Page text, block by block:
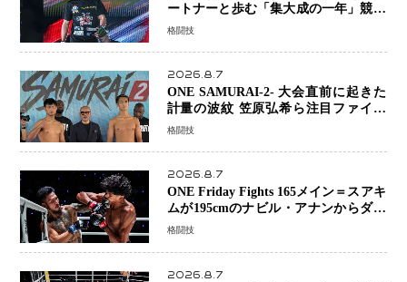
ートナーと歩む「集大成の一年」競技
生活を支える存在に感謝
格闘技
2026.8.7
ONE SAMURAI-2- 大会直前に起きた
計量の波紋 笠原弘希ら注目ファイタ
ーは契約体重で決戦へ、山本歩夢と平
格闘技
2026.8.7
ONE Friday Fights 165メイン＝スアキ
ムが195cmのナビル・アナンからダウ
ン奪取！猛反撃を耐え抜き判定勝利、
格闘技
2026.8.7